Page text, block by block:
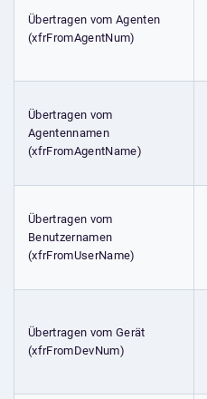
Übertragen vom Agenten
(xfrFromAgentNum)
Übertragen vom
Agentennamen
(xfrFromAgentName)
Übertragen vom
Benutzernamen
(xfrFromUserName)
Übertragen vom Gerät
(xfrFromDevNum)